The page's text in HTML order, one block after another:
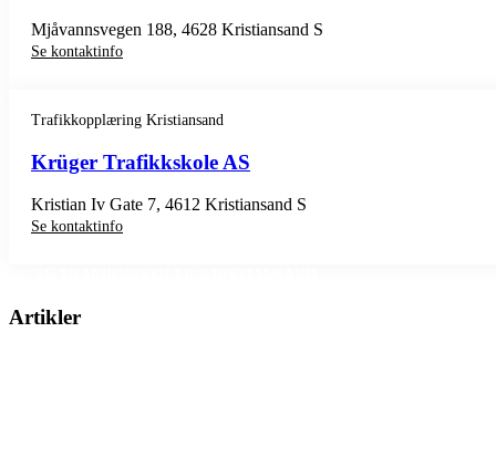
Mjåvannsvegen 188, 4628 Kristiansand S
Se kontaktinfo
Trafikkopplæring Kristiansand
Krüger Trafikkskole AS
Kristian Iv Gate 7, 4612 Kristiansand S
Se kontaktinfo
Artikler